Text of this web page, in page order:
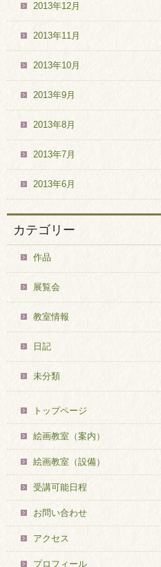
2013年12月
2013年11月
2013年10月
2013年9月
2013年8月
2013年7月
2013年6月
カテゴリー
作品
展覧会
教室情報
日記
未分類
トップページ
絵画教室（案内）
絵画教室（設備）
受講可能日程
お問い合わせ
アクセス
プロフィール